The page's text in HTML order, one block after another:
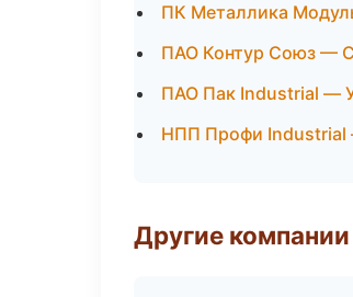
ПК Металлика
ПАО Контур Союз —
ПАО Пак Industrial —
НПП Профи Industrial
Другие компании